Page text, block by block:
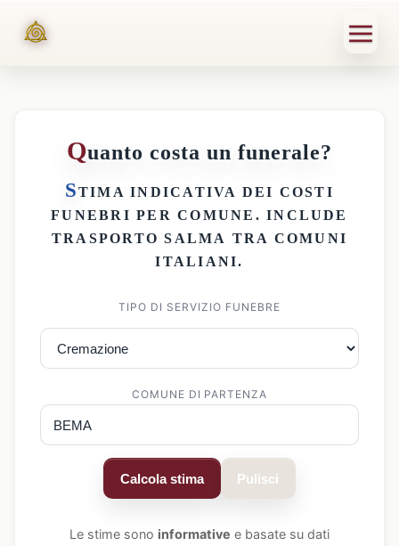
Quanto costa un funerale?
STIMA INDICATIVA DEI COSTI
FUNEBRI PER COMUNE . INCLUDE
TRASPORTO SALMA TRA COMUNI
ITALIANI.
TIPO DI SERVIZIO FUNEBRE
COMUNE DI PARTENZA
Calcola stima Pulisci
Le stime sono informative e basate su dati